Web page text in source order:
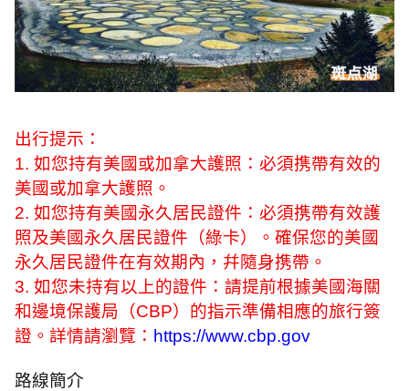
出行提示：
1. 如您持有美國或加拿大護照：必須携帶有效的
美國或加拿大護照。
2. 如您持有美國永久居民證件：必須携帶有效護
照及美國永久居民證件（綠卡）。確保您的美國
永久居民證件在有效期內，幷隨身携帶。
3. 如您未持有以上的證件：請提前根據美國海關
和邊境保護局（CBP）的指示準備相應的旅行簽
證。詳情請瀏覽： https://www.cbp.gov
路線簡介